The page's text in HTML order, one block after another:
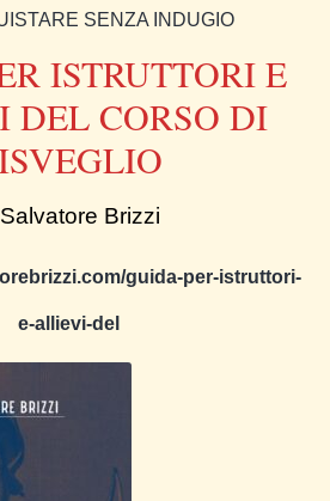
SENZA INDUGIO
ISTRUTTORI E
CORSO DI
Brizzi
guida-per-istruttori-
e-allievi-del